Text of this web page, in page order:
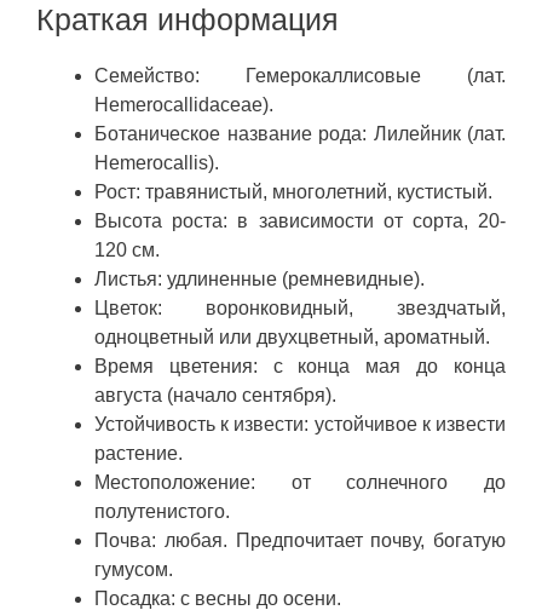
Краткая информация
Семейство: Гемерокаллисовые (лат.
Hemerocallidaceae).
Ботаническое название рода: Лилейник (лат.
Hemerocallis).
Рост: травянистый, многолетний, кустистый.
Высота роста: в зависимости от сорта, 20-
120 см.
Листья: удлиненные (ремневидные).
Цветок: воронковидный, звездчатый,
одноцветный или двухцветный, ароматный.
Время цветения: с конца мая до конца
августа (начало сентября).
Устойчивость к извести: устойчивое к извести
растение.
Местоположение: от солнечного до
полутенистого.
Почва: любая. Предпочитает почву, богатую
гумусом.
Посадка: с весны до осени.